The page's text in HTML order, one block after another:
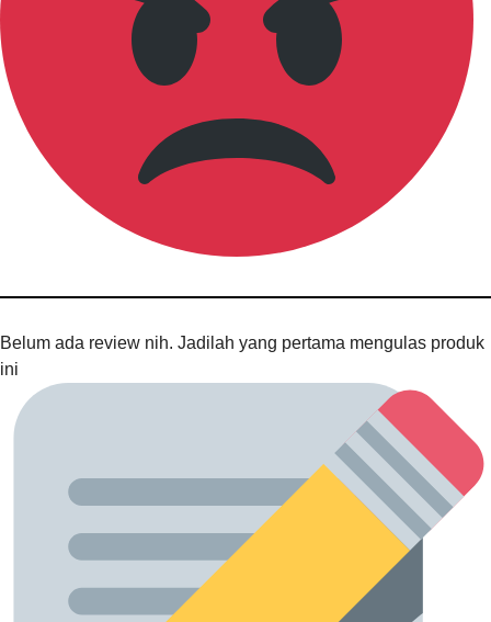
Belum ada review nih. Jadilah yang pertama mengulas produk
ini